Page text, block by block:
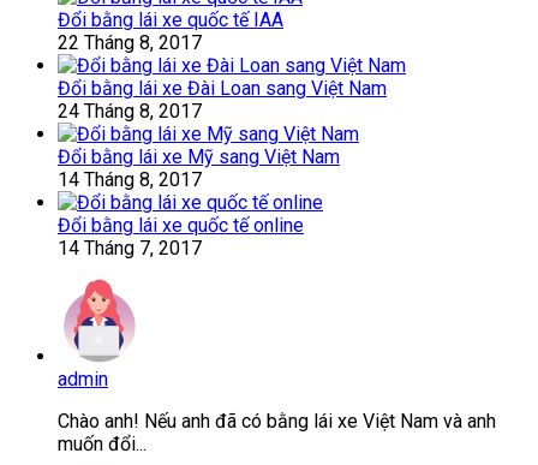
Đổi bằng lái xe quốc tế IAA
22 Tháng 8, 2017
Đổi bằng lái xe Đài Loan sang Việt Nam
24 Tháng 8, 2017
Đổi bằng lái xe Mỹ sang Việt Nam
14 Tháng 8, 2017
Đổi bằng lái xe quốc tế online
14 Tháng 7, 2017
admin
Chào anh! Nếu anh đã có bằng lái xe Việt Nam và anh
muốn đổi...